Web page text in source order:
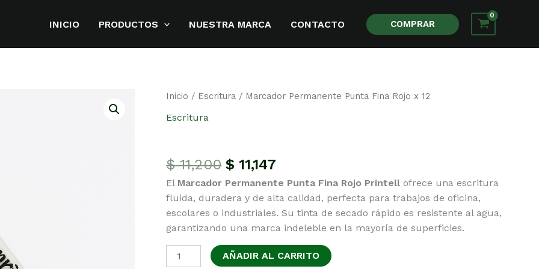
INICIO PRODUCTOS NUESTRA MARCA CONTACTO COMPRAR
Inicio / Escritura / Marcador Permanente Punta Fina Rojo x 12
Escritura
$11,200 El
precio
original
era:
$ 11,200.
$ 11,147
precio
actual
es:
$ 11,147.
El Marcador Permanente Punta Fina Rojo Printell ofrece una escritura
fluida, duradera y de alta calidad, perfecta para trabajos de oficina,
escolares o industriales. Su tinta de secado rápido es resistente al agua,
garantizando una marca indeleble en la mayoría de superficies.
Marcador
AÑADIR AL CARRITO